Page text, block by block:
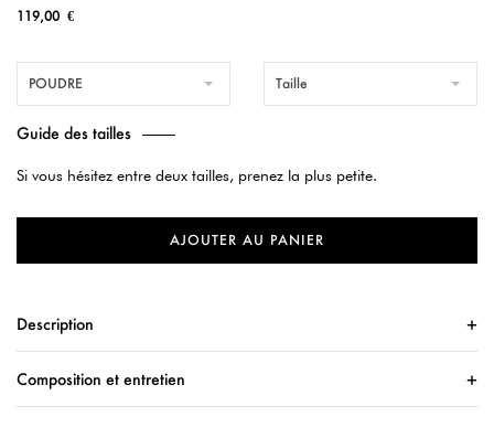
119,00 €
POUDRE Taille
Guide des tailles
Si vous hésitez entre deux tailles, prenez la plus petite.
AJOUTER AU PANIER
Description
Composition et entretien